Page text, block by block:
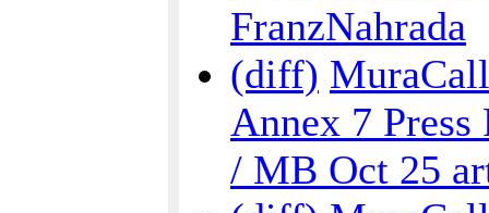
FranzNahrada
(diff)
Annex 7 Press
/ MB Oct 25